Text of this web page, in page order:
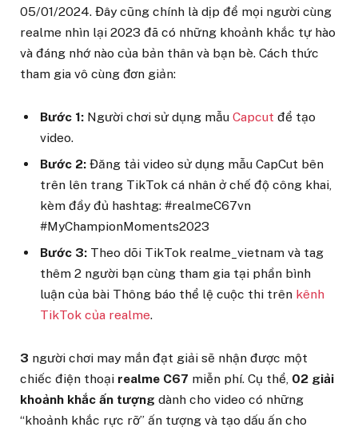
05/01/2024. Đây cũng chính là dịp để mọi người cùng
realme nhìn lại 2023 đã có những khoảnh khắc tự hào
và đáng nhớ nào của bản thân và bạn bè. Cách thức
tham gia vô cùng đơn giản:
Bước 1: Người chơi sử dụng mẫu Capcut để tạo
video.
Bước 2: Đăng tải video sử dụng mẫu CapCut bên
trên lên trang TikTok cá nhân ở chế độ công khai,
kèm đầy đủ hashtag: #realmeC67vn
#MyChampionMoments2023
Bước 3: Theo dõi TikTok realme_vietnam và tag
thêm 2 người bạn cùng tham gia tại phần bình
luận của bài Thông báo thể lệ cuộc thi trên kênh
TikTok của realme.
3 người chơi may mắn đạt giải sẽ nhận được một
chiếc điện thoại realme C67 miễn phí. Cụ thể, 02 giải
khoảnh khắc ấn tượng dành cho video có những
“khoảnh khắc rực rỡ” ấn tượng và tạo dấu ấn cho